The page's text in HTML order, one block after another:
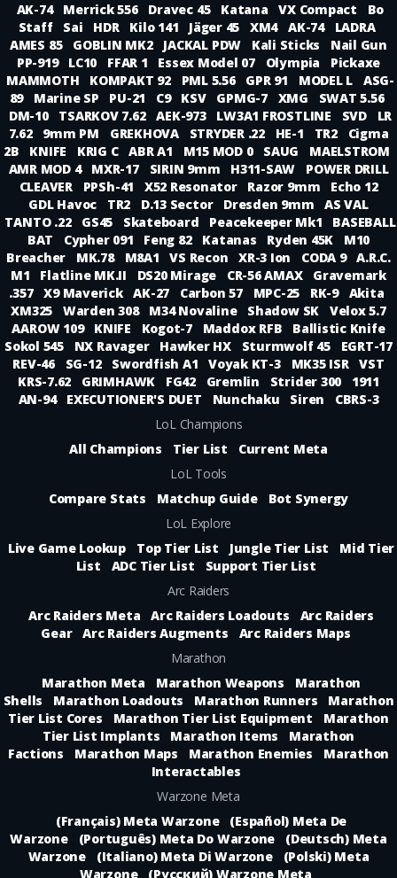
AK-74 Merrick 556 Dravec 45 Katana VX Compact
Bo
Staff
Sai HDR Kilo 141 Jäger 45 XM4 AK-74
LADRA
AMES 85
GOBLIN MK2 JACKAL PDW Kali Sticks
Nail Gun
PP-919 LC10 FFAR 1 Essex Model 07 Olympia
Pickaxe
MAMMOTH
KOMPAKT 92 PML 5.56 GPR 91 MODEL L
ASG-
89
Marine SP PU-21 C9 KSV GPMG-7 XMG
SWAT 5.56
DM-10
TSARKOV 7.62 AEK-973 LW3A1 FROSTLINE SVD
LR
7.62
9mm PM GREKHOVA STRYDER .22 HE-1 TR2
Cigma
2B
KNIFE KRIG C ABR A1 M15 MOD 0 SAUG
MAELSTROM
AMR MOD 4 MXR-17 SIRIN 9mm H311-SAW
POWER DRILL
CLEAVER
PPSh-41 X52 Resonator Razor 9mm
Echo 12
GDL Havoc
TR2 D.13 Sector Dresden 9mm
AS VAL
TANTO .22
GS45 Skateboard Peacekeeper Mk1
BASEBALL
BAT
Cypher 091 Feng 82 Katanas Ryden 45K
M10
Breacher
MK.78 M8A1 VS Recon XR-3 Ion CODA 9 A.R.C.
M1
Flatline MK.II DS20 Mirage CR-56 AMAX
Gravemark
.357 X9 Maverick AK-27 Carbon 57 MPC-25 RK-9 Akita
XM325
Warden 308 M34 Novaline Shadow SK
Velox 5.7
AAROW 109 KNIFE Kogot-7 Maddox RFB
Ballistic Knife
Sokol 545
NX Ravager Hawker HX Sturmwolf 45
EGRT-17
REV-46
SG-12 Swordfish A1 Voyak KT-3 MK35 ISR VST
KRS-7.62
GRIMHAWK FG42 Gremlin Strider 300
1911
AN-94 EXECUTIONER'S DUET Nunchaku Siren
CBRS-3
LoL Champions
All Champions
Tier List
Current Meta
LoL Tools
Compare Stats
Matchup Guide
Bot Synergy
LoL Explore
Live Game Lookup
Top Tier List Jungle Tier List
Mid Tier
List
ADC Tier List
Support Tier List
Arc Raiders
Arc Raiders Meta
Arc Raiders Loadouts
Arc Raiders
Gear
Arc Raiders Augments
Arc Raiders Maps
Marathon
Marathon Meta
Marathon Weapons
Marathon
Shells
Marathon Loadouts Marathon Runners
Marathon
Tier List Cores
Marathon Tier List Equipment
Marathon
Tier List Implants
Marathon Items
Marathon
Factions
Marathon Maps Marathon Enemies
Marathon
Interactables
Warzone Meta
(Français) Meta Warzone
(Español) Meta De
Warzone
(Português) Meta Do Warzone
(Deutsch) Meta
Warzone
(Italiano) Meta Di Warzone
(Polski) Meta
Warzone
(Русский) Warzone Meta